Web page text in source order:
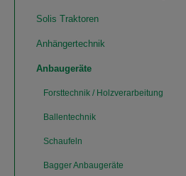
Solis Traktoren
Anhängertechnik
Anbaugeräte
Forsttechnik / Holzverarbeitung
Ballentechnik
Schaufeln
Bagger Anbaugeräte